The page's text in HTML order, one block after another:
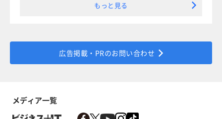
もっと見る
広告掲載・PRのお問い合わせ
メディア一覧